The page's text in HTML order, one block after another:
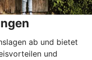
ab und bietet
und